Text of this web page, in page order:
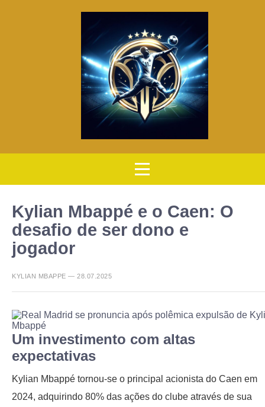
Kylian Mbappé e o Caen: O
desafio de ser dono e
jogador
KYLIAN MBAPPE — 28.07.2025
Um investimento com altas
expectativas
Kylian Mbappé tornou-se o principal acionista do Caen em
2024, adquirindo 80% das ações do clube através de sua